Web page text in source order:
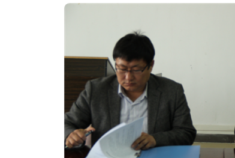
王志国
讲话中表示，尽管我国农业航空事业起步较晚但发
业航空技术的应用得到良好的示范推广，得到了农
一户都购置飞机，应有一个好的载体，如***合作
前已取得一些技术进步，如飞控系统基本上能满足
和电机、喷施部件与药剂等仍需要进一步的提高技术